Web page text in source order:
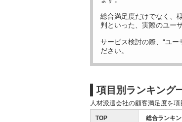
総合満足度だけでなく、
判といった、実際のユー
サービス検討の際、“ユー
ださい。
項目別ランキング
人材派遣会社の顧客満足度を
TOP 総合ランキ